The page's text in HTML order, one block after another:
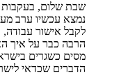
שבת שלום, בעקבות
נמצא עכשיו ערב
לקבל אישור עבודה,
הרבה כבר על איך
מסים כשגרים
הדברים שכדאי